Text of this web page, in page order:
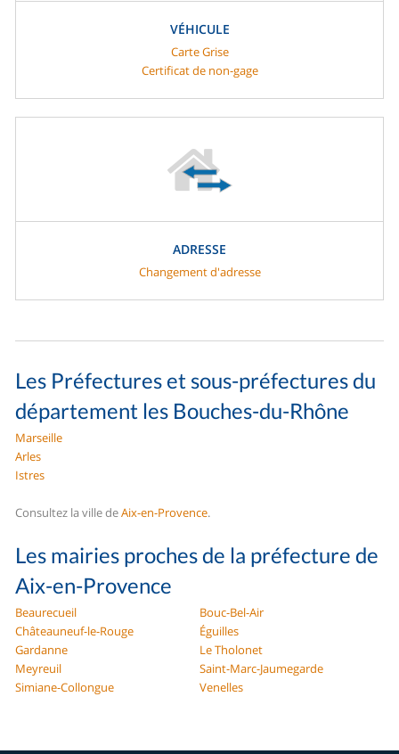
VÉHICULE
Carte Grise
Certificat de non-gage
ADRESSE
Changement d'adresse
Les Préfectures et sous-préfectures du
département les Bouches-du-Rhône
Marseille
Arles
Istres
Consultez la ville deAix-en-Provence.
Les mairies proches de la préfecture de
Aix-en-Provence
Beaurecueil
Bouc-Bel-Air
Châteauneuf-le-Rouge
Éguilles
Gardanne
Le Tholonet
Meyreuil
Saint-Marc-Jaumegarde
Simiane-Collongue
Venelles